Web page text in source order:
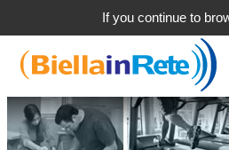
If you continue to